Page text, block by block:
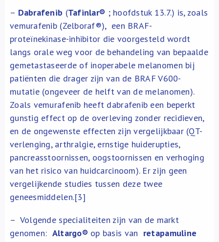
– Dabrafenib (Tafinlar® ; hoofdstuk 13.7.) is, zoals
vemurafenib (Zelboraf®), een BRAF-
proteïnekinase-inhibitor die voorgesteld wordt
langs orale weg voor de behandeling van bepaalde
gemetastaseerde of inoperabele melanomen bij
patiënten die drager zijn van de BRAF V600-
mutatie (ongeveer de helft van de melanomen).
Zoals vemurafenib heeft dabrafenib een beperkt
gunstig effect op de overleving zonder recidieven,
en de ongewenste effecten zijn vergelijkbaar (QT-
verlenging, arthralgie, ernstige huiderupties,
pancreasstoornissen, oogstoornissen en verhoging
van het risico van huidcarcinoom). Er zijn geen
vergelijkende studies tussen deze twee
geneesmiddelen.[3]
– Volgende specialiteiten zijn van de markt
genomen: Altargo® op basis van retapamuline